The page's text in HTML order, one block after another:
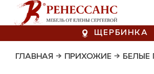
ЩЕРБИНКА
ГЛАВНАЯ → ПРИХОЖИЕ → БЕЛЫЕ